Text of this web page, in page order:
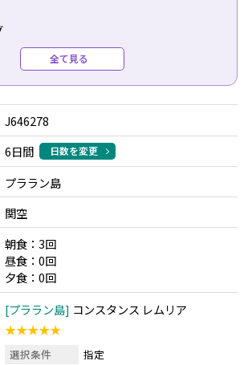
グワイン
ット
、ターンダウン
内、またはアニバーサリー前後6か月以
り、ご予約時もしくは、チェックインの
が必要です。
ハネムーン（結婚記念日）の旨をご申告
後の申し出は不可)。
ご提供となります。
～7月15日限定☆★ハネムーン特典・結婚
50ユーロのリゾートクレジットをプレゼン
全て見る
J646278
6日間 日数を変更
プララン島
関空
朝食：3回
昼食：0回
夕食：0回
プララン島 コンスタンス レムリア
★★★★★
選択条件
指定